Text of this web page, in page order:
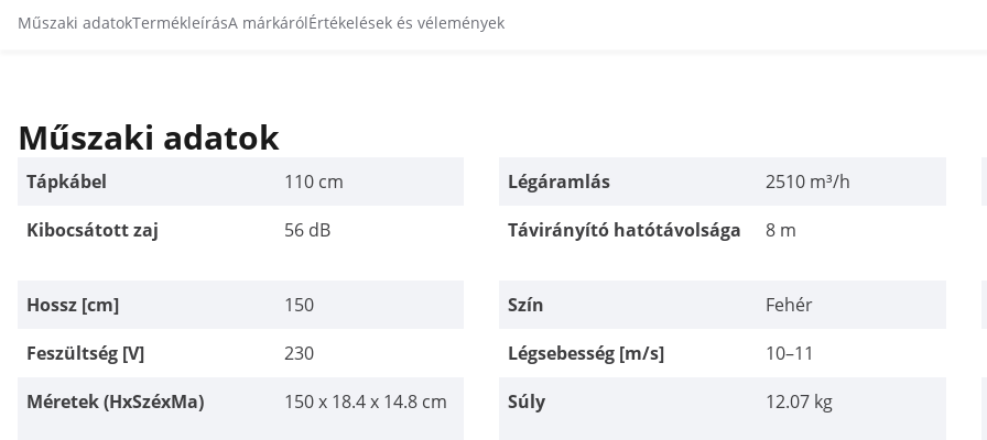
Műszaki adatokTermékleírásA márkárólÉrtékelések és vélemények
Műszaki adatok
Tápkábel 110 cm Légáramlás 2510 m³/h
Kibocsátott zaj
56 dB Távirányító hatótávolsága 8 m
Hossz [cm]
150 Szín Fehér
Feszültség [V]
230 Légsebesség [m/s] 10–11
Méretek (HxSzéxMa)
150 x 18.4 x 14.8 cm Súly 12.07 kg